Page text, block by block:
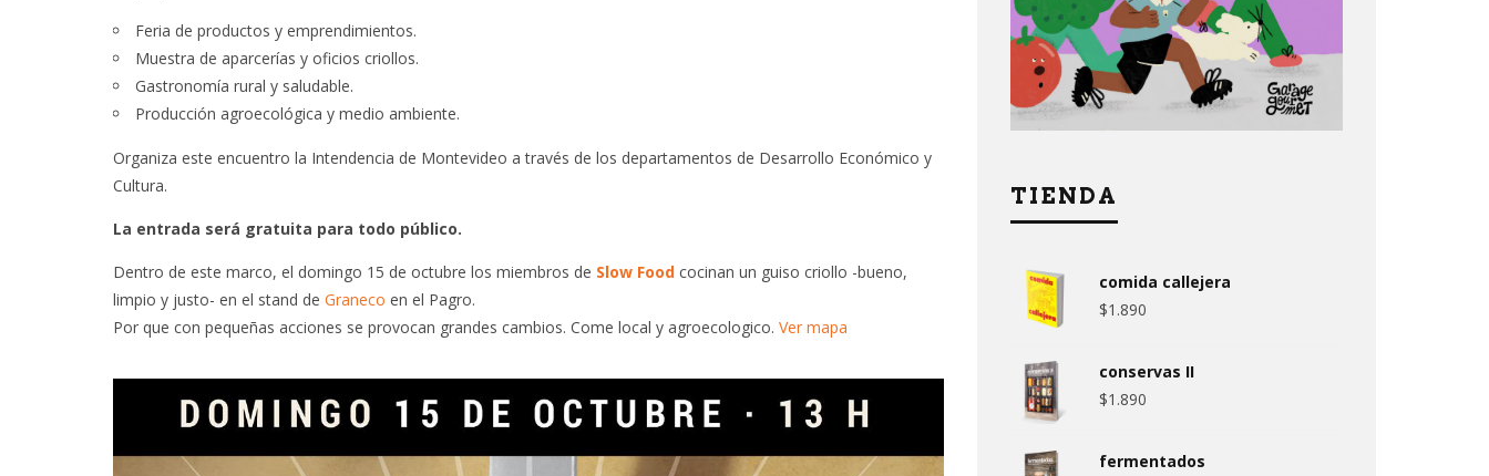
Feria de productos y emprendimientos.
Muestra de aparcerías y oficios criollos.
Gastronomía rural y saludable.
Producción agroecológica y medio ambiente.
Organiza este encuentro la Intendencia de Montevideo a través de los departamentos de Desarrollo Económico y
Cultura.
La entrada será gratuita para todo público.
Dentro de este marco, el domingo 15 de octubre los miembros de Slow Food cocinan un guiso criollo -bueno,
limpio y justo- en el stand de Graneco en el Pagro.
Por que con pequeñas acciones se provocan grandes cambios. Come local y agroecologico. Ver mapa
TIENDA
comida callejera
$1.890
conservas II
$1.890
fermentados